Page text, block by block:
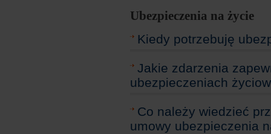
Ubezpieczenia na życie
Kiedy potrzebuję
Jakie zdarzenia
ubezpieczeniach
Co należy wiedzieć
umowy ubezpieczenia